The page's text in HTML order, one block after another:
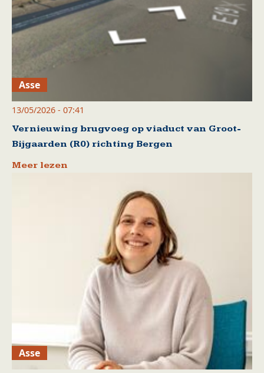
Asse
13/05/2026 - 07:41
Vernieuwing brugvoeg op viaduct van Groot-
Bijgaarden (R0) richting Bergen
Meer lezen
Asse